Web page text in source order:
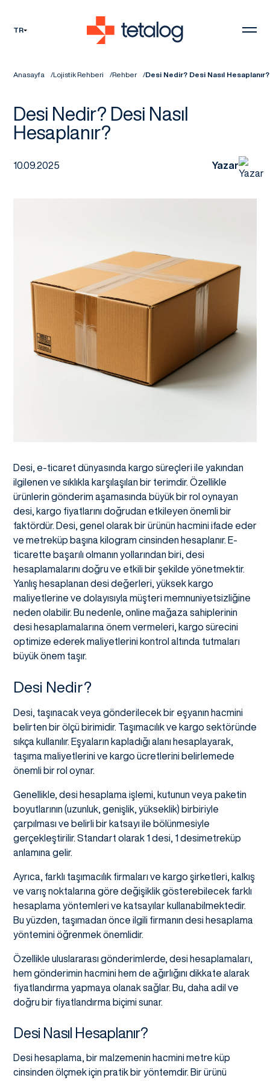
TR
Anasayfa Lojistik Rehberi Rehber Desi Nedir? Desi Nasıl Hesaplanır?
Desi Nedir? Desi Nasıl
Hesaplanır?
10.09.2025 Yazar
Desi, e-ticaret dünyasında kargo süreçleri ile yakından
ilgilenen ve sıklıkla karşılaşılan bir terimdir. Özellikle
ürünlerin gönderim aşamasında büyük bir rol oynayan
desi, kargo fiyatlarını doğrudan etkileyen önemli bir
faktördür. Desi, genel olarak bir ürünün hacmini ifade eder
ve metreküp başına kilogram cinsinden hesaplanır. E-
ticarette başarılı olmanın yollarından biri, desi
hesaplamalarını doğru ve etkili bir şekilde yönetmektir.
Yanlış hesaplanan desi değerleri, yüksek kargo
maliyetlerine ve dolayısıyla müşteri memnuniyetsizliğine
neden olabilir. Bu nedenle, online mağaza sahiplerinin
desi hesaplamalarına önem vermeleri, kargo sürecini
optimize ederek maliyetlerini kontrol altında tutmaları
büyük önem taşır.
Desi Nedir?
Desi, taşınacak veya gönderilecek bir eşyanın hacmini
belirten bir ölçü birimidir. Taşımacılık ve kargo sektöründe
sıkça kullanılır. Eşyaların kapladığı alanı hesaplayarak,
taşıma maliyetlerini ve kargo ücretlerini belirlemede
önemli bir rol oynar.
Genellikle, desi hesaplama işlemi, kutunun veya paketin
boyutlarının (uzunluk, genişlik, yükseklik) birbiriyle
çarpılması ve belirli bir katsayı ile bölünmesiyle
gerçekleştirilir. Standart olarak 1 desi, 1 desimetreküp
anlamına gelir.
Ayrıca, farklı taşımacılık firmaları ve kargo şirketleri, kalkış
ve varış noktalarına göre değişiklik gösterebilecek farklı
hesaplama yöntemleri ve katsayılar kullanabilmektedir.
Bu yüzden, taşımadan önce ilgili firmanın desi hesaplama
yöntemini öğrenmek önemlidir.
Özellikle uluslararası gönderimlerde, desi hesaplamaları,
hem gönderimin hacmini hem de ağırlığını dikkate alarak
fiyatlandırma yapmaya olanak sağlar. Bu, daha adil ve
doğru bir fiyatlandırma biçimi sunar.
Desi Nasıl Hesaplanır?
Desi hesaplama, bir malzemenin hacmini metre küp
cinsinden ölçmek için pratik bir yöntemdir. Bir ürünü